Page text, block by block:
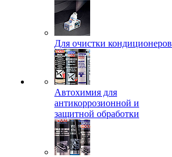
Для очистки кондиционеров
Автохимия для
антикоррозионной и
защитной обработки